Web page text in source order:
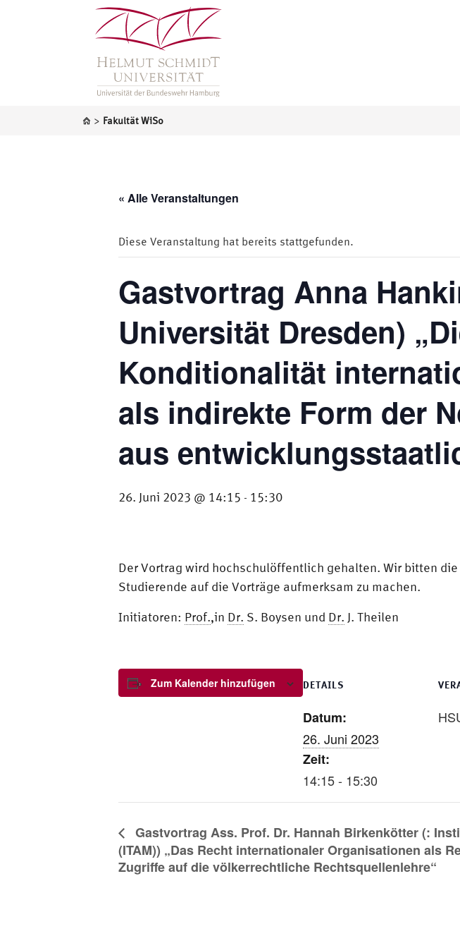
> Fakultät WiSo
« Alle Veranstaltungen
Diese Veranstaltung hat bereits stattgefunden.
Gastvortrag Anna
Universität Dresden)
Konditionalität
als indirekte Form der
aus
26. Juni 2023 @ 14:15 - 15:30
Der Vortrag wird hochschulöffentlich gehalten. Wir bitten
Studierende auf die Vorträge aufmerksam zu machen.
Initiatoren: Prof.‚in Dr. S. Boysen und Dr. J. Theilen
Zum Kalender hinzufügen DETAILS
Datum:
26. Juni 2023
Zeit:
14:15 - 15:30
Gastvortrag Ass. Prof. Dr. Hannah Birkenkötter (:
(ITAM)) „Das Recht internationaler Organisationen als
Zugriffe auf die völkerrechtliche Rechtsquellenlehre“